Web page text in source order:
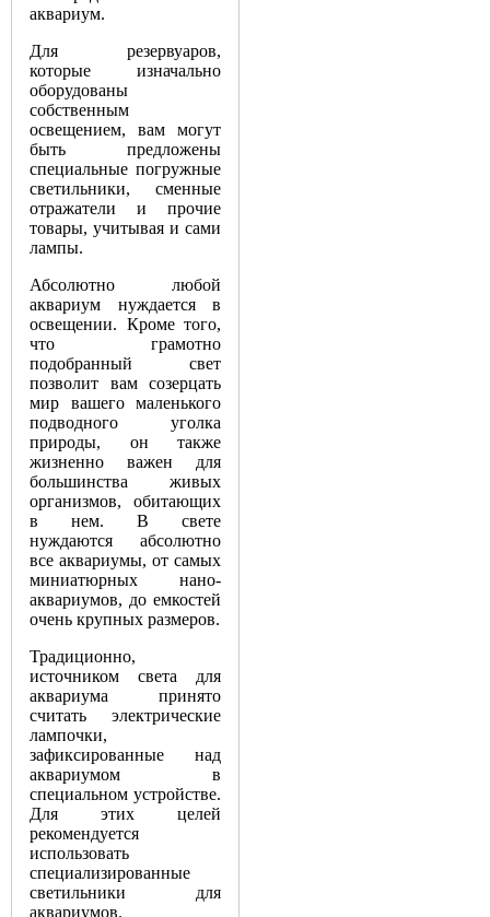
аквариум.
Для резервуаров,
которые изначально
оборудованы
собственным
освещением, вам могут
быть предложены
специальные погружные
светильники, сменные
отражатели и прочие
товары, учитывая и сами
лампы.
Абсолютно любой
аквариум нуждается в
освещении. Кроме того,
что грамотно
подобранный свет
позволит вам созерцать
мир вашего маленького
подводного уголка
природы, он также
жизненно важен для
большинства живых
организмов, обитающих
в нем. В свете
нуждаются абсолютно
все аквариумы, от самых
миниатюрных нано-
аквариумов, до емкостей
очень крупных размеров.
Традиционно,
источником света для
аквариума принято
считать электрические
лампочки,
зафиксированные над
аквариумом в
специальном устройстве.
Для этих целей
рекомендуется
использовать
специализированные
светильники для
аквариумов.